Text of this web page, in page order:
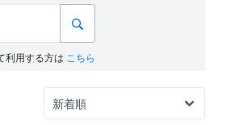
利用する方は こちら